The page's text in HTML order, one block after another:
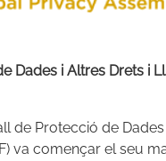
Dades i Altres Drets i
de Protecció de
va començar el seu